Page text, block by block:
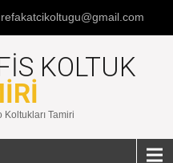
refakatcikoltugu@gmail.com
KOLTUK
Koltukları Tamiri